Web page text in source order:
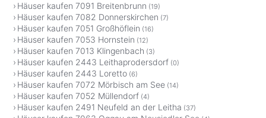
Häuser kaufen 7091 Breitenbrunn (19)
Häuser kaufen 7082 Donnerskirchen (7)
Häuser kaufen 7051 Großhöflein (16)
Häuser kaufen 7053 Hornstein (12)
Häuser kaufen 7013 Klingenbach (3)
Häuser kaufen 2443 Leithaprodersdorf (0)
Häuser kaufen 2443 Loretto (6)
Häuser kaufen 7072 Mörbisch am See (14)
Häuser kaufen 7052 Müllendorf (4)
Häuser kaufen 2491 Neufeld an der Leitha (37)